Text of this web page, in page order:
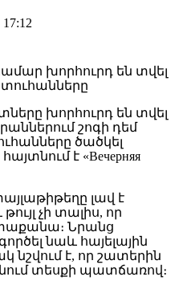
խորհուրդ են տվել
շոգի դեմ
ծածկել
է «Вечерняя
լավ է
չի տալիս, որ
Նրանց
նաև հայելային
է, որ շատերին
տեսքի պատճառով։